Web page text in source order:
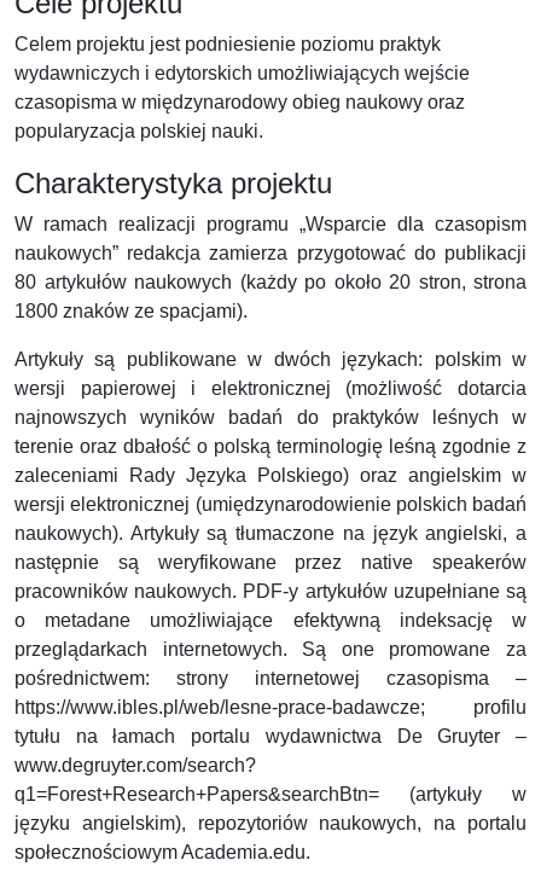
Celem projektu jest podniesienie poziomu praktyk
wydawniczych i edytorskich umożliwiających wejście
czasopisma w międzynarodowy obieg naukowy oraz
popularyzacja polskiej nauki.
Charakterystyka projektu
W ramach realizacji programu „Wsparcie dla czasopism
naukowych” redakcja zamierza przygotować do publikacji
80 artykułów naukowych (każdy po około 20 stron, strona
1800 znaków ze spacjami).
Artykuły są publikowane w dwóch językach: polskim w
wersji papierowej i elektronicznej (możliwość dotarcia
najnowszych wyników badań do praktyków leśnych w
terenie oraz dbałość o polską terminologię leśną zgodnie z
zaleceniami Rady Języka Polskiego) oraz angielskim w
wersji elektronicznej (umiędzynarodowienie polskich badań
naukowych). Artykuły są tłumaczone na język angielski, a
następnie są weryfikowane przez native speakerów
pracowników naukowych. PDF-y artykułów uzupełniane są
o metadane umożliwiające efektywną indeksację w
przeglądarkach internetowych. Są one promowane za
pośrednictwem: strony internetowej czasopisma –
https://www.ibles.pl/web/lesne-prace-badawcze; profilu
tytułu na łamach portalu wydawnictwa De Gruyter –
www.degruyter.com/search?
q1=Forest+Research+Papers&searchBtn= (artykuły w
języku angielskim), repozytoriów naukowych, na portalu
społecznościowym Academia.edu.